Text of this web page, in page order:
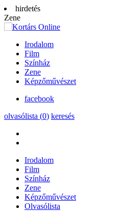
hirdetés
Zene
Irodalom
Film
Színház
Zene
Képzőművészet
facebook
olvasólista (0) keresés
Irodalom
Film
Színház
Zene
Képzőművészet
Olvasólista